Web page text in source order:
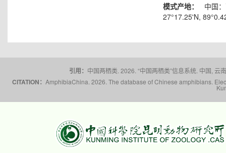
模式产地：
中国
27°17.25'N,
引用： 中国两栖类. 2026. “中国两栖类”信息系统. 中国,
CITATION： AmphibiaChina. 2026. The database of Chinese amphibians.